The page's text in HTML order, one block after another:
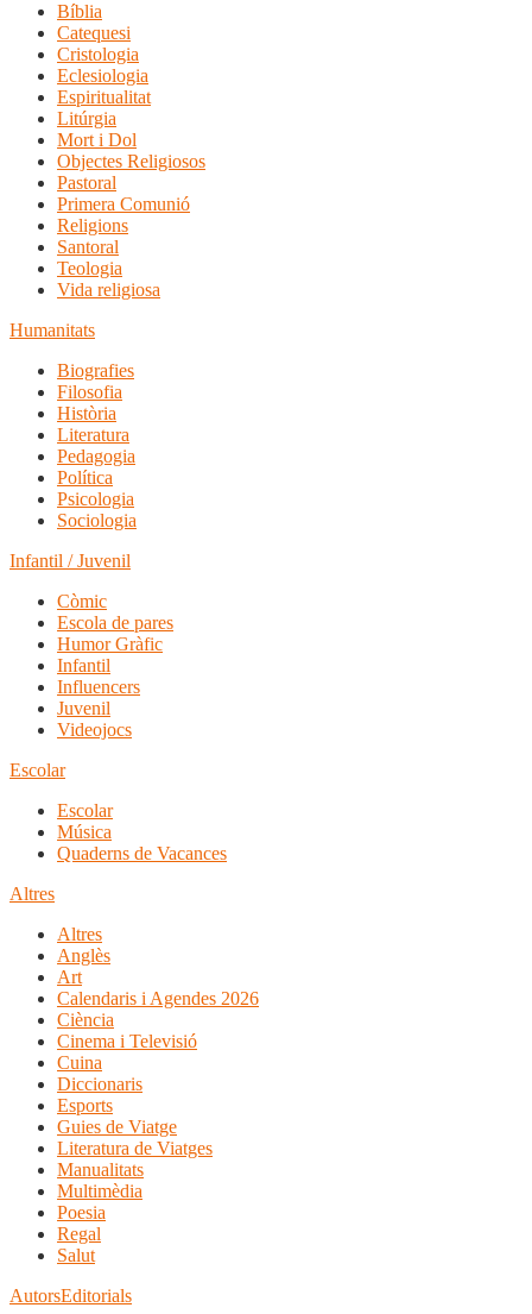
Bíblia
Catequesi
Cristologia
Eclesiologia
Espiritualitat
Litúrgia
Mort i Dol
Objectes Religiosos
Pastoral
Primera Comunió
Religions
Santoral
Teologia
Vida religiosa
Humanitats
Biografies
Filosofia
Història
Literatura
Pedagogia
Política
Psicologia
Sociologia
Infantil / Juvenil
Còmic
Escola de pares
Humor Gràfic
Infantil
Influencers
Juvenil
Videojocs
Escolar
Escolar
Música
Quaderns de Vacances
Altres
Altres
Anglès
Art
Calendaris i Agendes 2026
Ciència
Cinema i Televisió
Cuina
Diccionaris
Esports
Guies de Viatge
Literatura de Viatges
Manualitats
Multimèdia
Poesia
Regal
Salut
AutorsEditorials